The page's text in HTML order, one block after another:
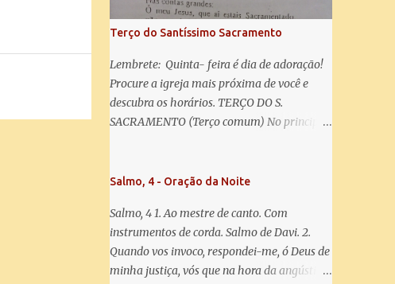
Advogada nossa, estes vossos olhos
misericordiosos a nós volvei, e depois deste
desterro, mostrai-nos Jesus. Bendito é o
fruto do vosso ventre, ó clemente, ó piedosa,
ó doce e sempre Virgem Maria. Rogai por
nós Santa Mãe de Deus. Para que sejamos
dignos das promessas de Cristo. Amém.
Terço do Santíssimo Sacramento
Lembrete: Quinta- feira é dia de adoração!
Procure a igreja mais próxima de você e
descubra os horários. TERÇO DO S.
SACRAMENTO (Terço comum) No principio:
Sacramentado, não permitais que eu viva
coração ao Vosso e o Vosso ao meu, e, nem
sem Vós morra eu! Nas contas pequenas:
Sacramento de Amor! Misericórdia Senhor!
Glória ao Pai: Cristo pão da vida e remédio
Salmo, 4 - Oração da Noite
Salmo, 4 1. Ao mestre de canto. Com
instrumentos de corda. Salmo de Davi. 2.
Quando vos invoco, respondei-me, ó Deus de
minha justiça, vós que na hora da angústia